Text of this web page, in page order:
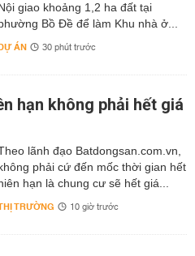
giao khoảng 1,2 ha đất tại
Bồ Đề để làm Khu nhà ở...
ÁN 30 phút trước
hạn không phải hết giá
lãnh đạo Batdongsan.com.vn,
phải cứ đến mốc thời gian hết
hạn là chung cư sẽ hết giá...
TRƯỜNG 10 giờ trước